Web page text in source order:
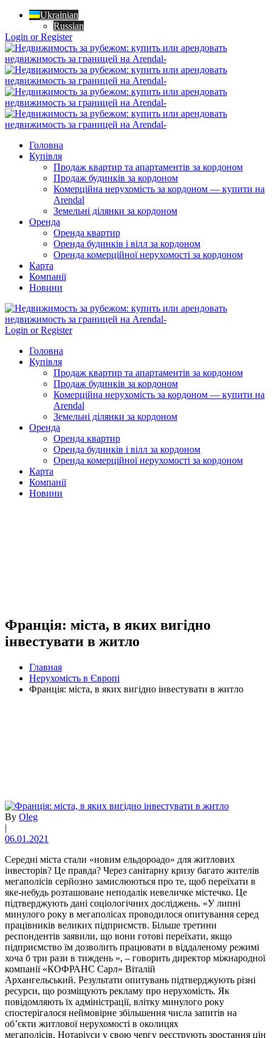
Ukrainian
Russian
Login or Register
Головна
Купівля
Продаж квартир та апартаментів за кордоном
Продаж будинків за кордоном
Комерційна нерухомість за кордоном — купити на
Arendal
Земельні ділянки за кордоном
Оренда
Оренда квартир
Оренда будинків і вілл за кордоном
Оренда комерційної нерухомості за кордоном
Карта
Компанії
Новини
Login or Register
Головна
Купівля
Продаж квартир та апартаментів за кордоном
Продаж будинків за кордоном
Комерційна нерухомість за кордоном — купити на
Arendal
Земельні ділянки за кордоном
Оренда
Оренда квартир
Оренда будинків і вілл за кордоном
Оренда комерційної нерухомості за кордоном
Карта
Компанії
Новини
Франція: міста, в яких вигідно
інвестувати в житло
Главная
Нерухомість в Європі
Франція: міста, в яких вигідно інвестувати в житло
By Oleg
|
06.01.2021
Середні міста стали «новим ельдороадо» для житлових
інвесторів? Це правда? Через санітарну кризу багато жителів
мегаполісів серйозно замислюються про те, щоб переїхати в
яке-небудь розташоване неподалік невеличке містечко. Це
підтверджують дані соціологічних досліджень. «У липні
минулого року в мегаполісах проводилося опитування серед
працівників великих підприємств. Більше третини
респондентів заявили, що вони готові переїхати, якщо
підприємство їм дозволить працювати в віддаленому режимі
хоча б три рази в тиждень », – говорить директор міжнародної
компанії «КОФРАНС Сарл» Віталій
Архангельський. Результати опитувань підтверджують різні
ресурси, що розміщують рекламу про нерухомість. Як
повідомляють їх адміністрації, влітку минулого року
спостерігалося неймовірне збільшення числа запитів на
об’єкти житлової нерухомості в околицях
мегаполісів. Нотаріуси у свою чергу реєструють зростання цін